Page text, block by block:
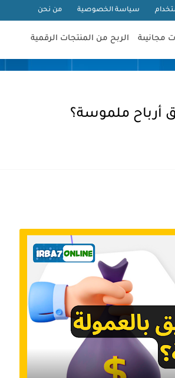
سياسة الخصوصية من نحن
مجانيىة الربح من المنتجات الرقمية
أرباح ملموسة؟